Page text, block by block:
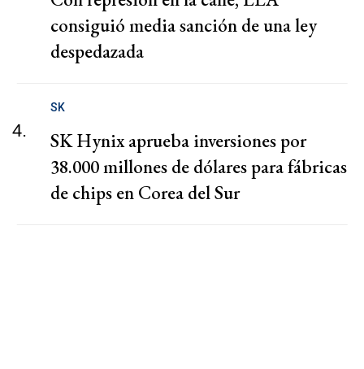
consiguió media sanción de una ley
despedazada
4.
SK
SK Hynix aprueba inversiones por
38.000 millones de dólares para fábricas
de chips en Corea del Sur